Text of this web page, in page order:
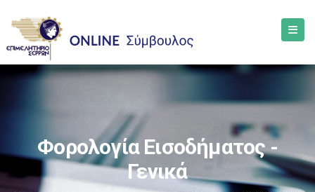
Φορολογία Εισοδήματος -
Γενικά